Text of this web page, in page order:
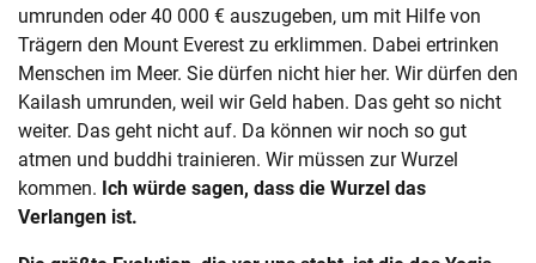
umrunden oder 40 000 € auszugeben, um mit Hilfe von
Trägern den Mount Everest zu erklimmen. Dabei ertrinken
Menschen im Meer. Sie dürfen nicht hier her. Wir dürfen den
Kailash umrunden, weil wir Geld haben. Das geht so nicht
weiter. Das geht nicht auf. Da können wir noch so gut
atmen und buddhi trainieren. Wir müssen zur Wurzel
kommen. Ich würde sagen, dass die Wurzel das
Verlangen ist.